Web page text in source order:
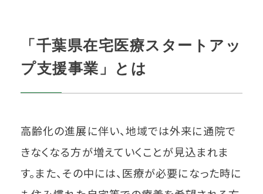
「千葉県在宅医療スタートアッ
プ支援事業」とは
高齢化の進展に伴い、地域では外来に通院で
きなくなる方が増えていくことが見込まれま
す。また、その中には、医療が必要になった時に